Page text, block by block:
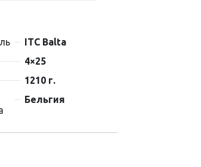
ITC Balta
4×25
1210 г.
Бельгия